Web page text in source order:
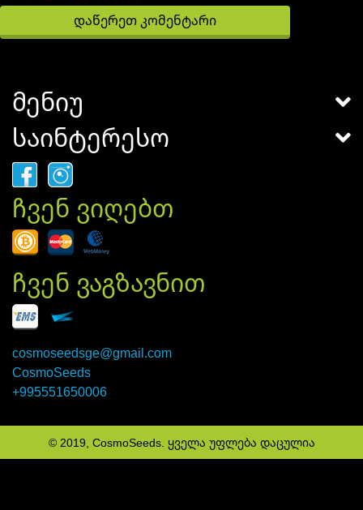
მენიუ
საინტერესო
ჩვენ ვიღებთ
ჩვენ ვაგზავნით
cosmoseedsge@gmail.com
CosmoSeeds
+995551650006
© 2019, CosmoSeeds. ყველა უფლება დაცულია